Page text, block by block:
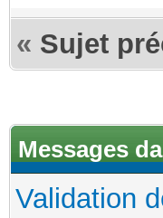
« Sujet
Messages
Validation